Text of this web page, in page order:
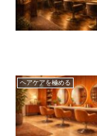
ヘアケアを極める